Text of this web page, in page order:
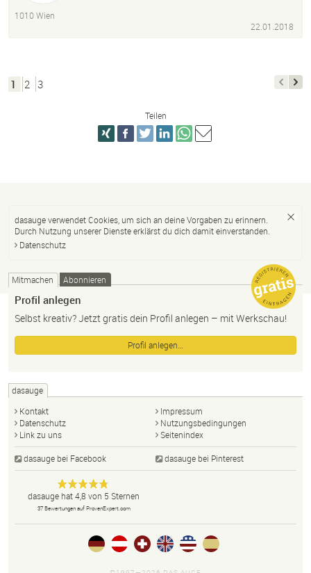
1010 Wien
22.01.2018
1 2 3
Teilen
dasauge verwendet Cookies, um sich an deine Vorgaben zu erinnern.
Durch Nutzung unserer Dienste erklärst du dich damit einverstanden.
Datenschutz
Mitmachen Abonnieren
Profil anlegen
Selbst kreativ? Jetzt gratis dein Profil anlegen – mit Werkschau!
Profil anlegen…
dasauge
Kontakt
Impressum
Datenschutz
Nutzungsbedingungen
Link zu uns
Seitenindex
dasauge bei Facebook dasauge bei Pinterest
dasauge
Designer,
Fotografen,
Agenturen,
Portfolios
und Jobs.
Anonym
dasauge hat4,8 von 5 Sternen
37Bewertungen auf ProvenExpert.com